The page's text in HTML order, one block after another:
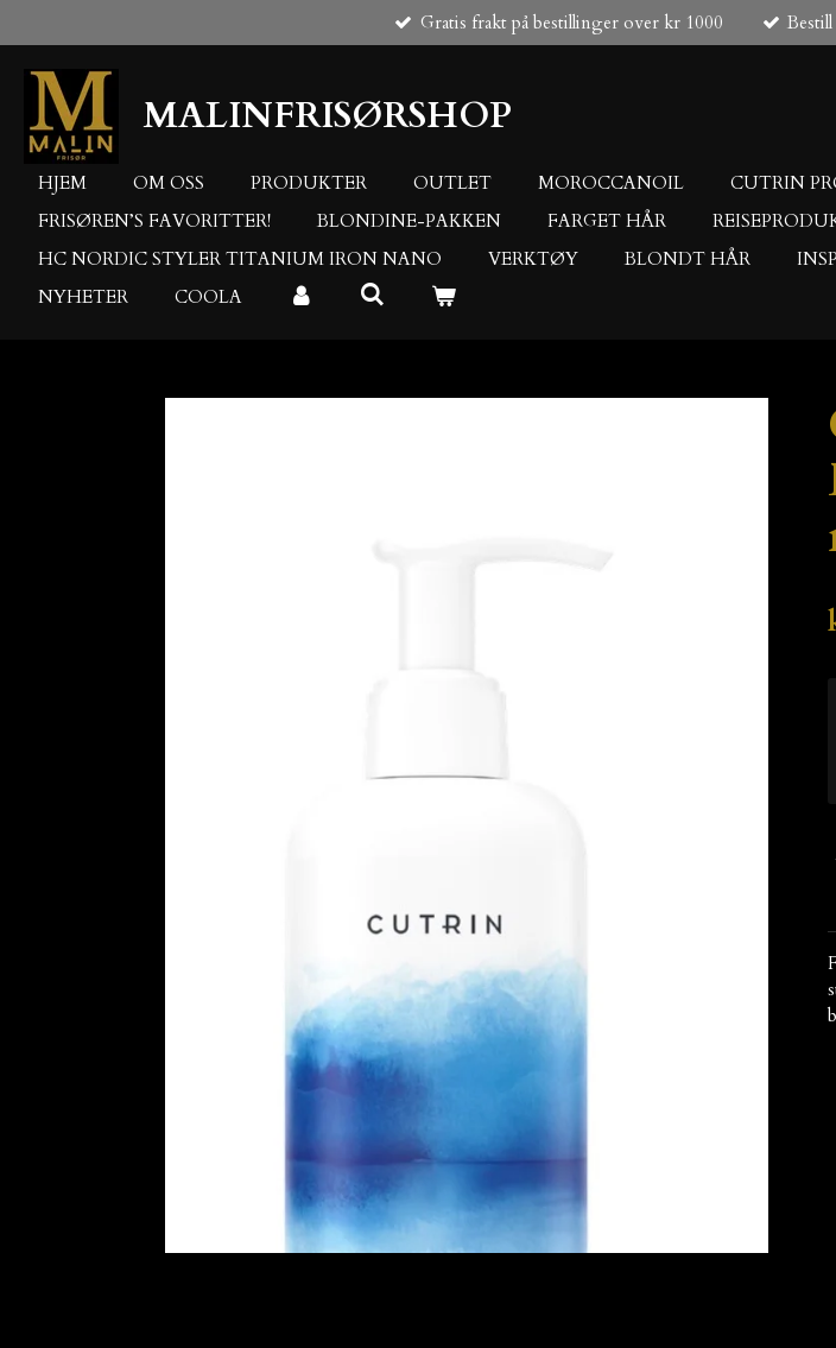
til
hovedinnhold
Gratis frakt på bestillinger over kr 1000
MALINFRISØRSHOP
HJEM OM OSS PRODUKTER OUTLET MOROCCANOIL CUTRIN
FRISØREN’S FAVORITTER!
BLONDINE-PAKKEN FARGET HÅR
HC NORDIC STYLER TITANIUM IRON NANO
VERKTØY BLONDT HÅR
NYHETER
COOLA